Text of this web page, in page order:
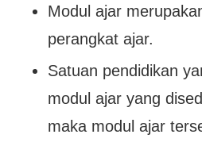
Modul ajar
perangkat ajar.
Satuan pendidikan
modul ajar yang
maka modul ajar